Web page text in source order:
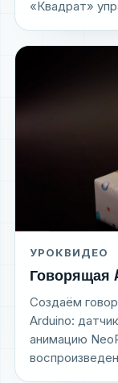
«Квадрат»
УРОКВИДЕО
Говорящая
Создаём
Arduino:
анимацию